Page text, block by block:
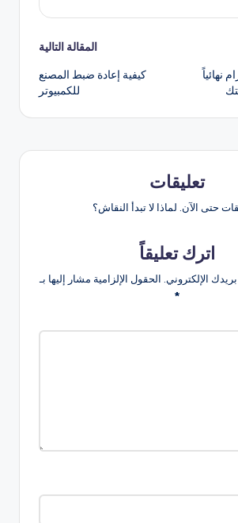
المقالة التالية
كيفية إعادة ضبط المصنع
للكمبيوتر
تعليقات
حتى الآن. لماذا لا تبدأ النقاش؟
اترك تعليقاً
الإلكتروني. الحقول الإلزامية مشار إليها بـ
*